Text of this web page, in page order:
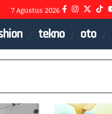
7 Agustus 2026
tekno oto